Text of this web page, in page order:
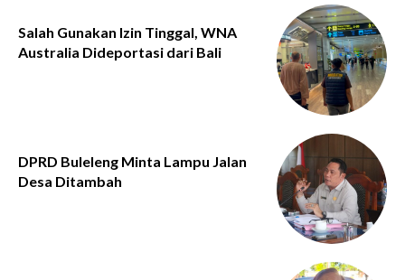
Salah Gunakan Izin Tinggal, WNA
Australia Dideportasi dari Bali
DPRD Buleleng Minta Lampu Jalan
Desa Ditambah